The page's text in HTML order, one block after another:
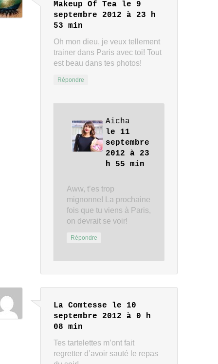
Makeup Of Tea
le 9
septembre 2012 à 23 h
53 min
Oh mon dieu, je veux tellement
trainer dans Paris avec toi! Tout
est beau dans tes photos!
Répondre
Aicha
le 11
septembre
2012 à 23
h 55 min
Aww, t’es trop
mignonne! La prochaine
fois que tu viens à Paris,
on devrait se voir!
Répondre
La Comtesse
le 10
septembre 2012 à 0 h
08 min
Tes tartelettes m’ont fait
regretter d’avoir sauté le repas